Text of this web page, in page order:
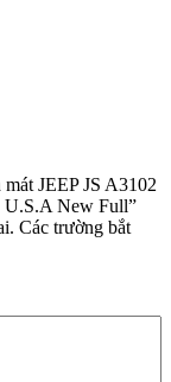
JEEP JS A3102
U.S.A New Full”
Các trường bắt